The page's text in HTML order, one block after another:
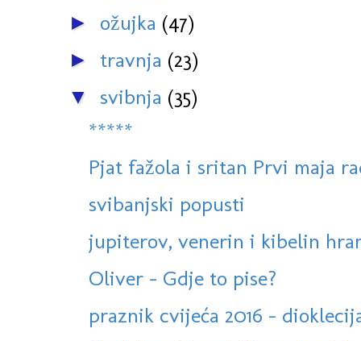
► ožujka (47)
► travnja (23)
▼ svibnja (35)
*****
Pjat fažola i sritan Prvi maja
svibanjski popusti
jupiterov, venerin i kibelin
Oliver - Gdje to pise?
praznik cvijeća 2016 -